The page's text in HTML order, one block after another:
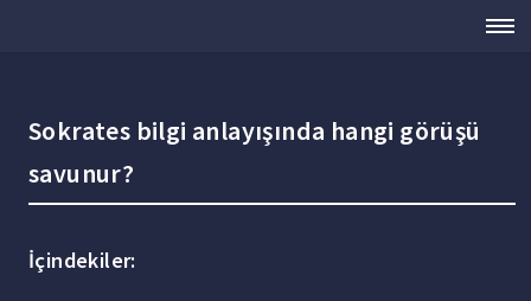
Sokrates bilgi anlayışında hangi görüşü
savunur?
İçindekiler: